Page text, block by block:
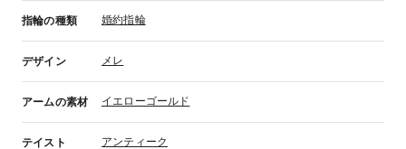
指輪の種類 婚約指輪
デザイン メレ
アームの素材 イエローゴールド
テイスト アンティーク